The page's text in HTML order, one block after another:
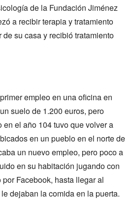
de la Fundación Jiménez
a recibir terapia y tratamiento
su casa y recibió tratamiento
empleo en una oficina en
suelo de 1.200 euros, pero
el año 104 tuvo que volver a
en un pueblo en el norte de
un nuevo empleo, pero poco a
en su habitación jugando con
Facebook, hasta llegar al
dejaban la comida en la puerta.